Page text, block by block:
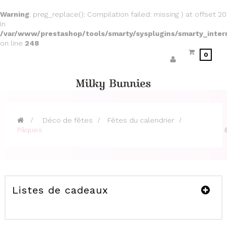
Warning: preg_replace(): Compilation failed: missing ) at offset 20
in
/var/www/prestashop/tools/smarty/sysplugins/
on line 248
0
> Déco de fêtes > Fêtes du calendrier
>
Pâques
Listes de cadeaux